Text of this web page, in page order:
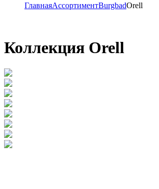
ГлавнаяАссортиментBurgbadOrell
Коллекция Orell